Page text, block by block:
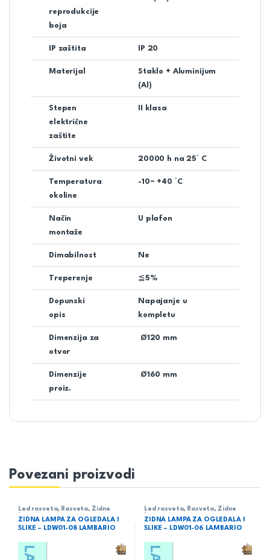
reprodukcije
boja
IP zaštita IP 20
Materijal
Staklo + Aluminijum
(Al)
Stepen
električne
zaštite
II klasa
Životni vek 20000 h na 25° C
Temperatura
okoline
-10~ +40 °C
Način
montaže
U plafon
Dimabilnost Ne
Treperenje ≦5%
Dopunski
opis
Napajanje u
kompletu
Dimenzija za
otvor
Ø120 mm
Dimenzije
proiz.
Ø160 mm
Povezani proizvodi
Led rasveta, Rasveta, Zidne
ZIDNA LAMPA ZA OGLEDALA I
SLIKE – LDW01-08 LAMBARIO
Led rasveta, Rasveta, Zidne
ZIDNA LAMPA ZA OGLEDALA I
SLIKE – LDW01-06 LAMBARIO